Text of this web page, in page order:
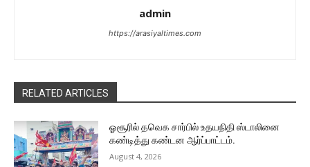
admin
https://arasiyaltimes.com
RELATED ARTICLES
ஓசூரில் தவெக சார்பில் உதயநிதி ஸ்டாலினை
கண்டித்து கண்டன ஆர்ப்பாட்டம்.
August 4, 2026